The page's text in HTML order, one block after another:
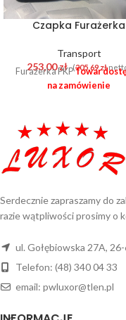
Czapka Furażerka
Transport
253,00zł -(205,69 zł
Furażerka PKPTowar
na zamówienie
Serdecznie zapraszamy do
razie wątpliwości prosimy o
ul. Gołębiowska 27A,
Telefon: (48) 340 04 33
email: pwluxor@tlen.pl